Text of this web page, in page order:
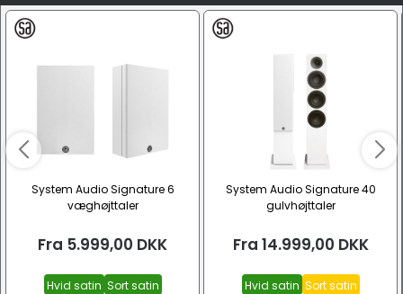
System Audio Signature 6
væghøjttaler
Fra 5.999,00 DKK
Hvid satin Sort satin
System Audio Signature 40
gulvhøjttaler
Fra 14.999,00 DKK
Hvid satin Sort satin